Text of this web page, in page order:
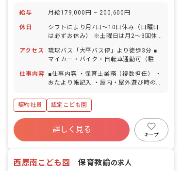
給与 月給179,000円 ~ 200,600円
休日
シフトにより月7日～10日休み（日曜日
は必ずお休み） ※土曜日は月2～3回休
目から3日間） 年末年始休暇 慰霊の
日 有給休暇（半日単位での取得可／5日
以上の連休OK） ※旅行等によるお休み
も調整可能です！ ※「ゆいワーク」を導
後・育児休暇（取得率・復帰率100％）
介護・看護休暇有 年間休日110日 ◆人
員配置にゆとりがあるため、お休みがと
りやすい環境です。 みんなでカバーしあ
えるゆとりがあるので、お休みも取りや
協力しあっています。 また、全員が希望
休を書き込んでシフトを作成するのでお
アクセス
琉球バス「大平バス停」より徒歩3分 ■
マイカー・バイク・自転車通勤可（駐車
仕事内容
■仕事内容 ・保育士業務（複数担任） ・
おたより帳記入 ・屋内・屋外遊び時の見
度の前半は副担任として仕事を段階的に
覚えてもらいます。環境にも慣れた年度
の後半から少しずつ仕事を任せていきま
す。年度後半からは、主担任として少し
ずつ役割に担っていき新人でも自分で考
える保育を実践してやりがいも感じられ
育理念 「手をつなぎ、心をつなぎ、笑顔
契約社員
認定こども園
ボーナス・賞与あり
寮・住宅・家賃補助あり
社会保険完備
残業少なめ
昇給昇進あり
詳しく見る
キープ
西原南こども園 ｜保育教諭の求人